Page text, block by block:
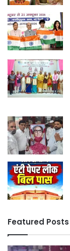
Featured Posts